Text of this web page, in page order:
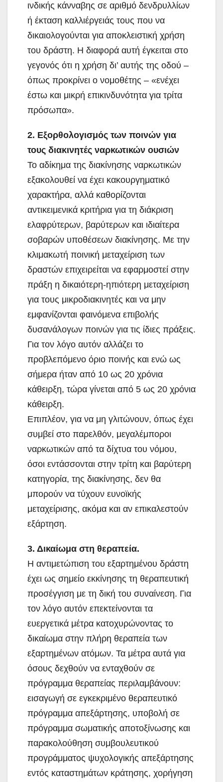
ινδικής κάνναβης σε αριθμό δενδρυλλίων
ή έκταση καλλιέργειάς τους που να
δικαιολογούνται για αποκλειστική χρήση
του δράστη. Η διαφορά αυτή έγκειται στο
γεγονός ότι η χρήση δι’ αυτής της οδού –
όπως προκρίνει ο νομοθέτης – «ενέχει
έστω και μικρή επικινδυνότητα για τρίτα
πρόσωπα».
2. Εξορθολογισμός των ποινών για
τους διακινητές ναρκωτικών ουσιών
Το αδίκημα της διακίνησης ναρκωτικών
εξακολουθεί να έχει κακουργηματικό
χαρακτήρα, αλλά καθορίζονται
αντικειμενικά κριτήρια για τη διάκριση
ελαφρύτερων, βαρύτερων και ιδιαίτερα
σοβαρών υποθέσεων διακίνησης. Με την
κλιμακωτή ποινική μεταχείριση των
δραστών επιχειρείται να εφαρμοστεί στην
πράξη η δικαιότερη-ηπιότερη μεταχείριση
για τους μικροδιακινητές και να μην
εμφανίζονται φαινόμενα επιβολής
δυσανάλογων ποινών για τις ίδιες πράξεις.
Για τον λόγο αυτόν αλλάζει το
προβλεπόμενο όριο ποινής και ενώ ως
σήμερα ήταν από 10 ως 20 χρόνια
κάθειρξη, τώρα γίνεται από 5 ως 20 χρόνια
κάθειρξη.
Επιπλέον, για να μη γλιτώνουν, όπως έχει
συμβεί στο παρελθόν, μεγαλέμποροι
ναρκωτικών από τα δίχτυα του νόμου,
όσοι εντάσσονται στην τρίτη και βαρύτερη
κατηγορία, της διακίνησης, δεν θα
μπορούν να τύχουν ευνοϊκής
μεταχείρισης, ακόμα και αν επικαλεστούν
εξάρτηση.
3. Δικαίωμα στη θεραπεία.
Η αντιμετώπιση του εξαρτημένου δράστη
έχει ως σημείο εκκίνησης τη θεραπευτική
προσέγγιση με τη δική του συναίνεση. Για
τον λόγο αυτόν επεκτείνονται τα
ευεργετικά μέτρα κατοχυρώνοντας το
δικαίωμα στην πλήρη θεραπεία των
εξαρτημένων ατόμων. Τα μέτρα αυτά για
όσους δεχθούν να ενταχθούν σε
πρόγραμμα θεραπείας περιλαμβάνουν:
εισαγωγή σε εγκεκριμένο θεραπευτικό
πρόγραμμα απεξάρτησης, υποβολή σε
πρόγραμμα σωματικής αποτοξίνωσης και
παρακολούθηση συμβουλευτικού
προγράμματος ψυχολογικής απεξάρτησης
εντός καταστημάτων κράτησης, χορήγηση